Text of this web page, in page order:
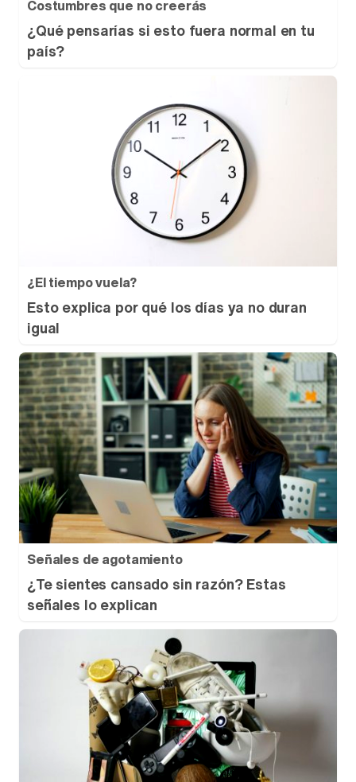
Costumbres que no creerás
¿Qué pensarías si esto fuera normal en tu
país?
¿El tiempo vuela?
Esto explica por qué los días ya no duran
igual
Señales de agotamiento
¿Te sientes cansado sin razón? Estas
señales lo explican